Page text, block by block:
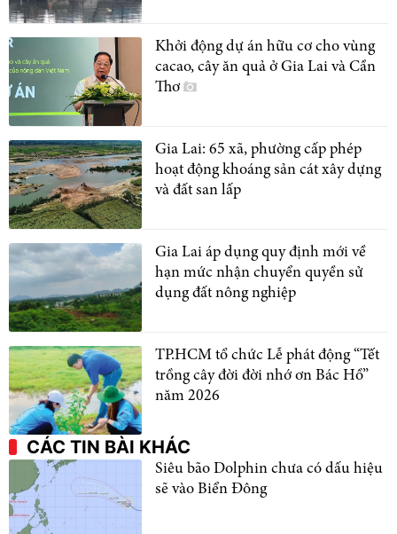
Khởi động dự án hữu cơ cho vùng
cacao, cây ăn quả ở Gia Lai và Cần
Thơ
Gia Lai: 65 xã, phường cấp phép
hoạt động khoáng sản cát xây dựng
và đất san lấp
Gia Lai áp dụng quy định mới về
hạn mức nhận chuyển quyền sử
dụng đất nông nghiệp
TP.HCM tổ chức Lễ phát động “Tết
trồng cây đời đời nhớ ơn Bác Hồ”
năm 2026
CÁC TIN BÀI KHÁC
Siêu bão Dolphin chưa có dấu hiệu
sẽ vào Biển Đông